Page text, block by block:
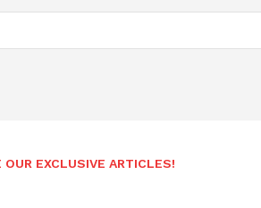
OUR EXCLUSIVE ARTICLES!